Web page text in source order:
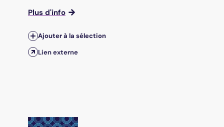
Plus d'info
Ajouter à la sélection
Lien externe